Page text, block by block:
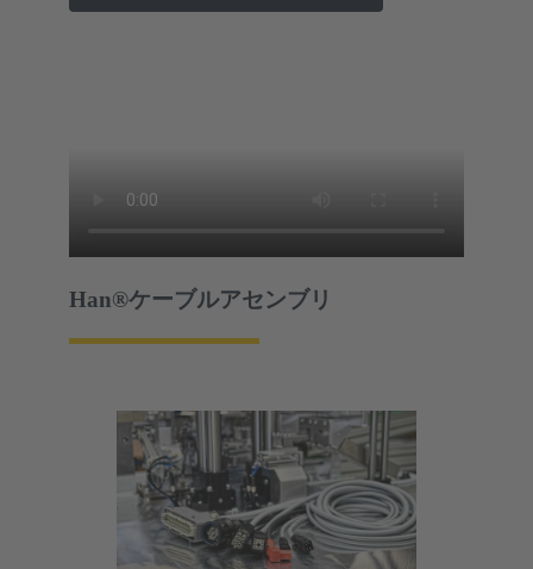
Han®ケーブルアセンブリ